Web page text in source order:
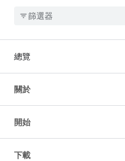
總覽
關於
開始
下載